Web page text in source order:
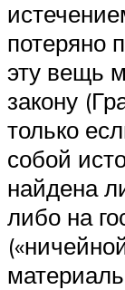
потеряно
эту вещь
закону
только
собой
найдена
либо на